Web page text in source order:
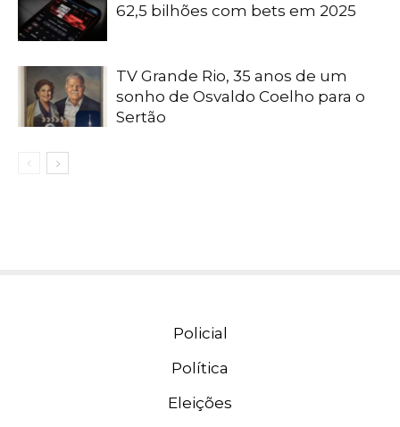
62,5 bilhões com bets em 2025
TV Grande Rio, 35 anos de um
sonho de Osvaldo Coelho para o
Sertão
Policial
Política
Eleições